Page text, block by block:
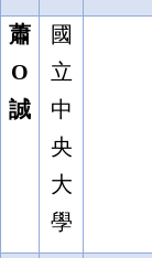
蕭
O
誠
國
立
中
央
大
學